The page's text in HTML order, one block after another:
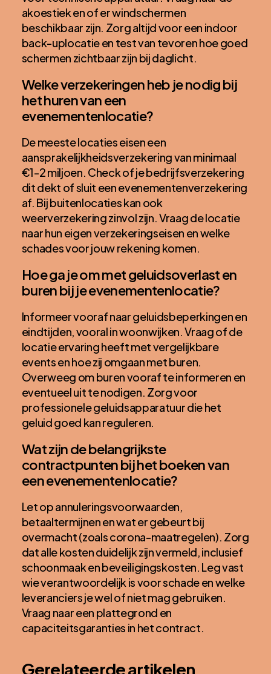
akoestiek en of er windschermen
beschikbaar zijn. Zorg altijd voor een indoor
back-uplocatie en test van tevoren hoe goed
schermen zichtbaar zijn bij daglicht.
Welke verzekeringen heb je nodig bij
het huren van een
evenementenlocatie?
De meeste locaties eisen een
aansprakelijkheidsverzekering van minimaal
€1-2 miljoen. Check of je bedrijfsverzekering
dit dekt of sluit een evenementenverzekering
af. Bij buitenlocaties kan ook
weerverzekering zinvol zijn. Vraag de locatie
naar hun eigen verzekeringseisen en welke
schades voor jouw rekening komen.
Hoe ga je om met geluidsoverlast en
buren bij je evenementenlocatie?
Informeer vooraf naar geluidsbeperkingen en
eindtijden, vooral in woonwijken. Vraag of de
locatie ervaring heeft met vergelijkbare
events en hoe zij omgaan met buren.
Overweeg om buren vooraf te informeren en
eventueel uit te nodigen. Zorg voor
professionele geluidsapparatuur die het
geluid goed kan reguleren.
Wat zijn de belangrijkste
contractpunten bij het boeken van
een evenementenlocatie?
Let op annuleringsvoorwaarden,
betaaltermijnen en wat er gebeurt bij
overmacht (zoals corona-maatregelen). Zorg
dat alle kosten duidelijk zijn vermeld, inclusief
schoonmaak en beveiligingskosten. Leg vast
wie verantwoordelijk is voor schade en welke
leveranciers je wel of niet mag gebruiken.
Vraag naar een plattegrond en
capaciteitsgaranties in het contract.
Gerelateerde artikelen